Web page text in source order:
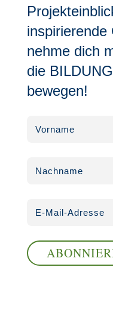
inspirierende
nehme dich
die
bewegen!